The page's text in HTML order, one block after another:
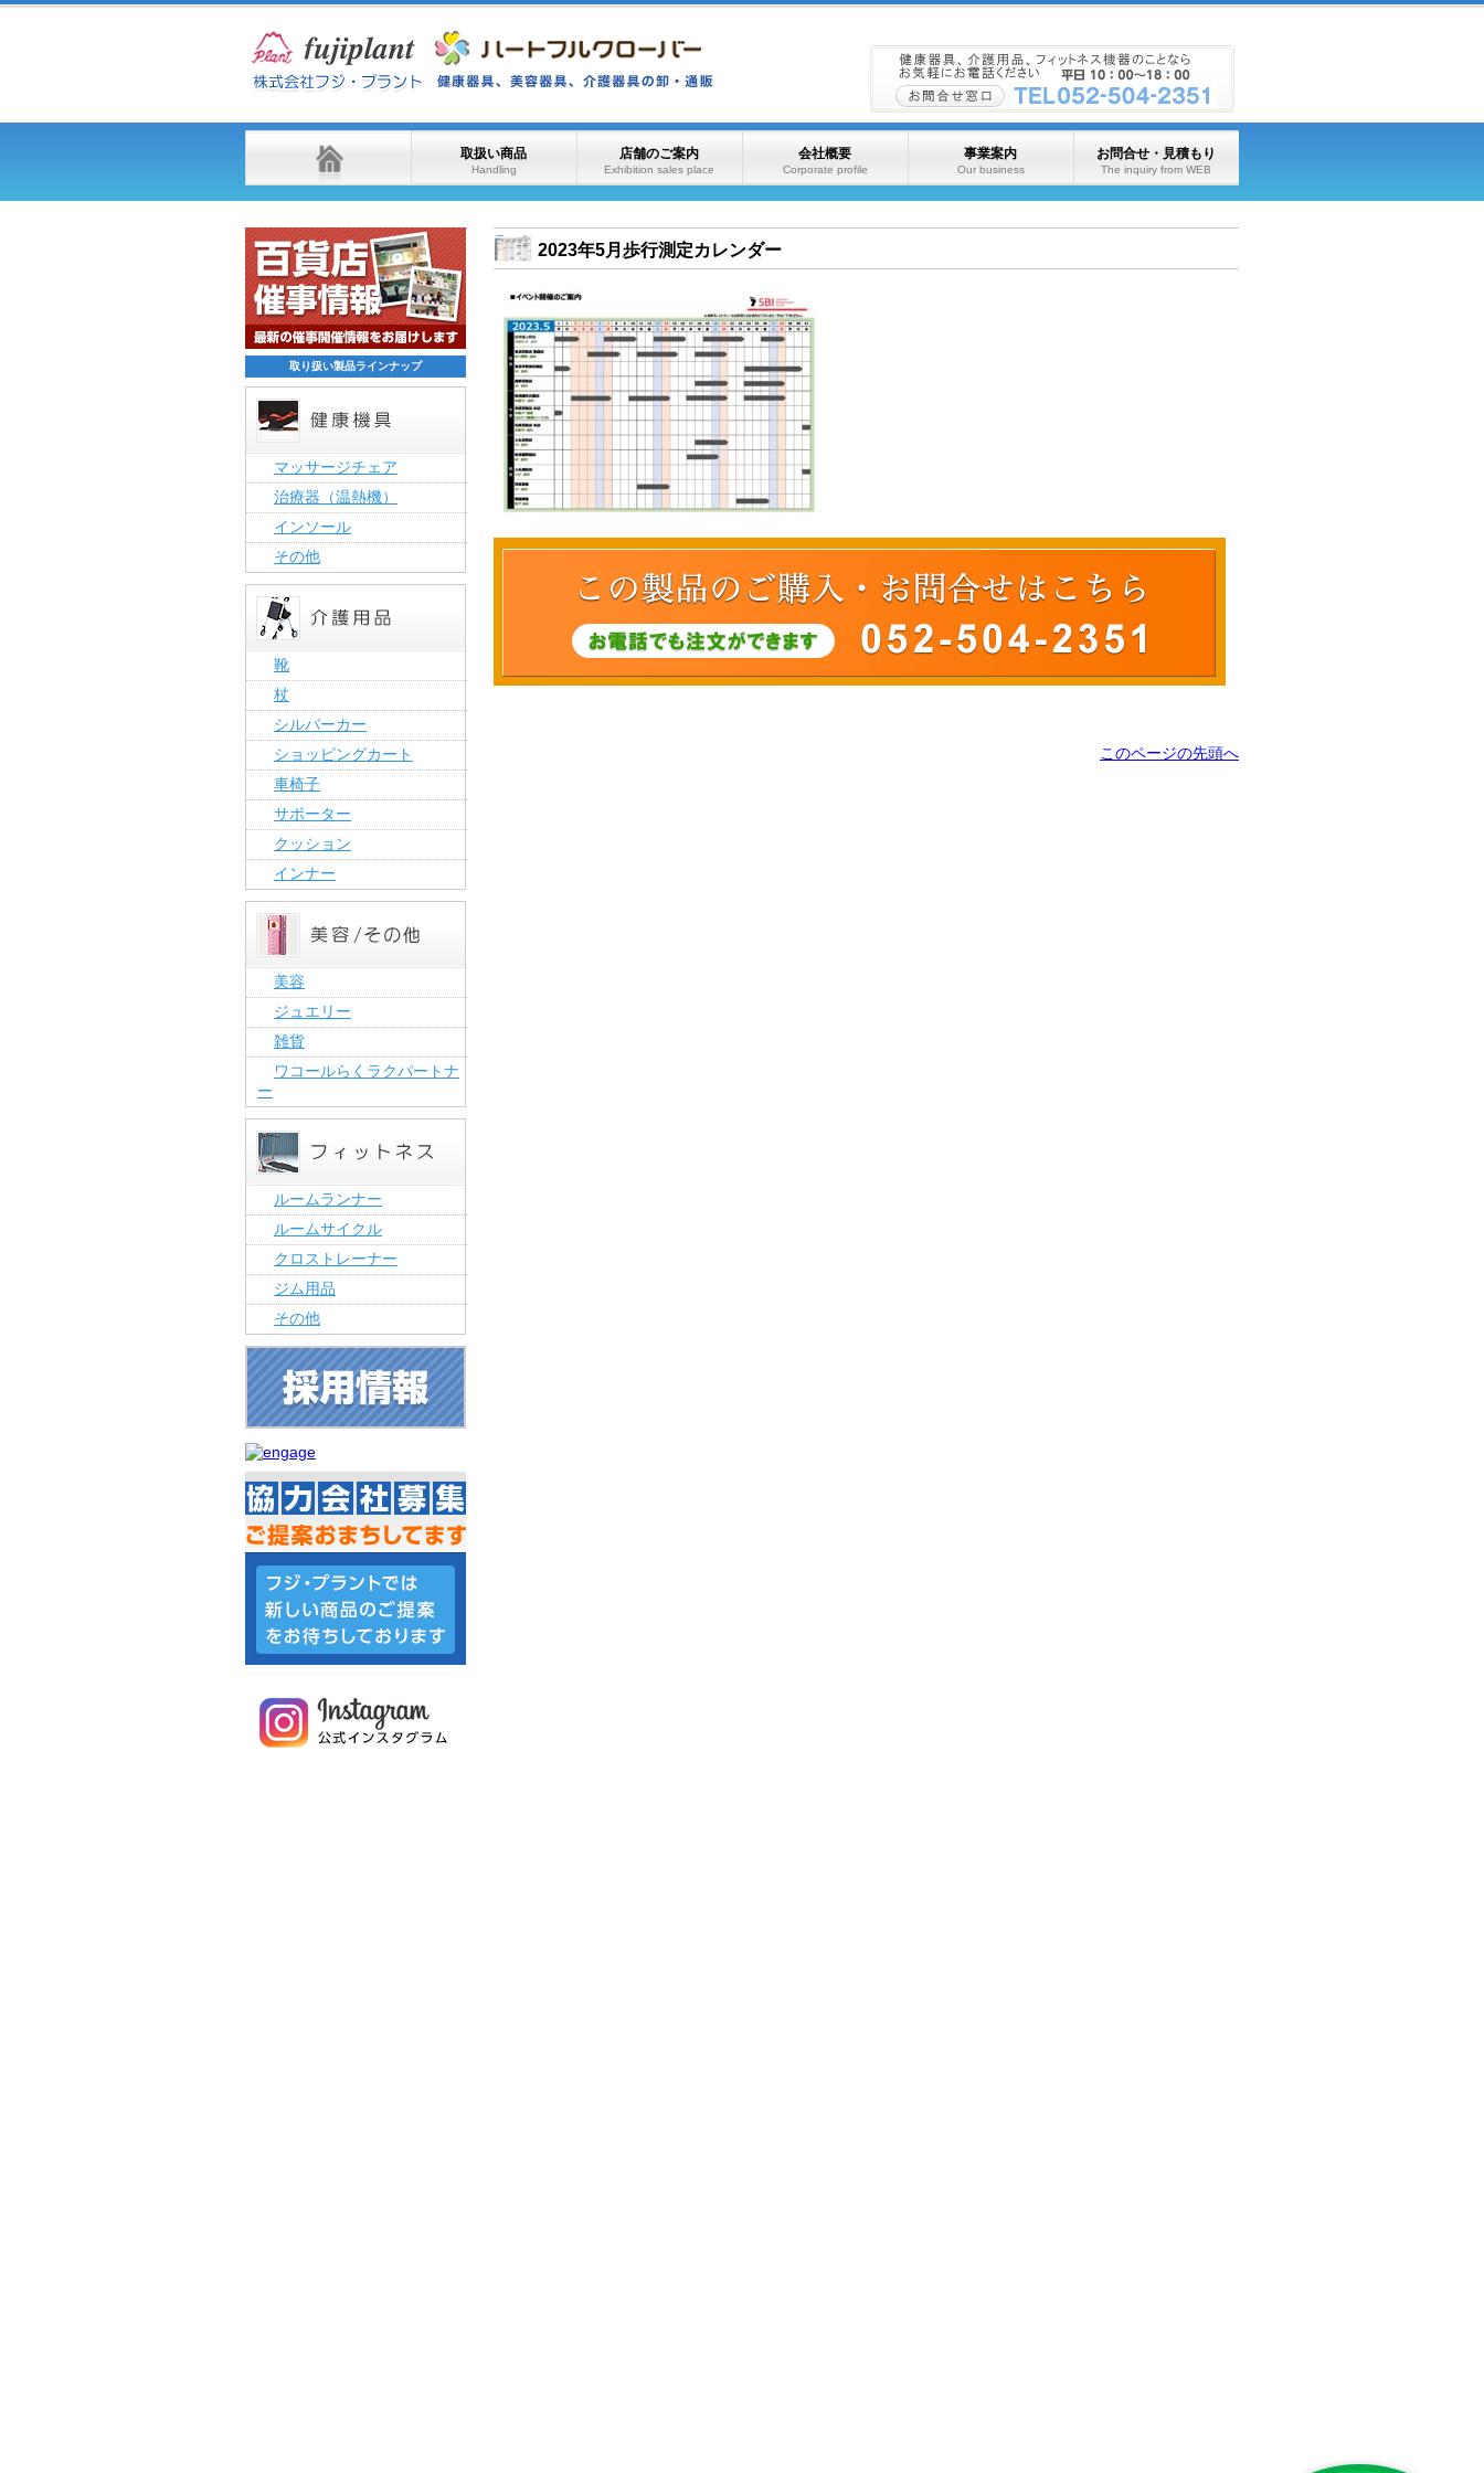
取扱い商品
Handling
店舗のご案内
Exhibition sales place
会社概要
Corporate profile
事業案内
Our business
お問合せ・見積もり
The inquiry from WEB
2023年5月歩行測定カレンダー
このページの先頭へ
取り扱い製品ラインナップ
マッサージチェア
治療器（温熱機）
インソール
その他
靴
杖
シルバーカー
ショッピングカート
車椅子
サポーター
クッション
インナー
美容
ジュエリー
雑貨
ワコールらくラクパートナ
ー
ルームランナー
ルームサイクル
クロストレーナー
ジム用品
その他